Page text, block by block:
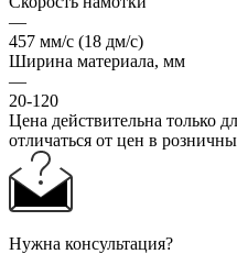
—
457 мм/c (18 дм/c)
Ширина материала, мм
—
20-120
Цена действительна только
отличаться от цен в
Нужна консультация?